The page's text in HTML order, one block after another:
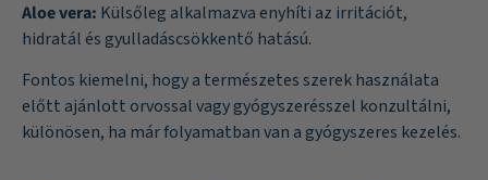
Aloe vera: Külsőleg alkalmazva enyhíti az irritációt,
hidratál és gyulladáscsökkentő hatású.
Fontos kiemelni, hogy a természetes szerek használata
előtt ajánlott orvossal vagy gyógyszerésszel konzultálni,
különösen, ha már folyamatban van a gyógyszeres kezelés.